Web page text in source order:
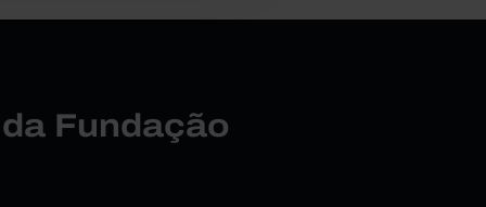
Fundação